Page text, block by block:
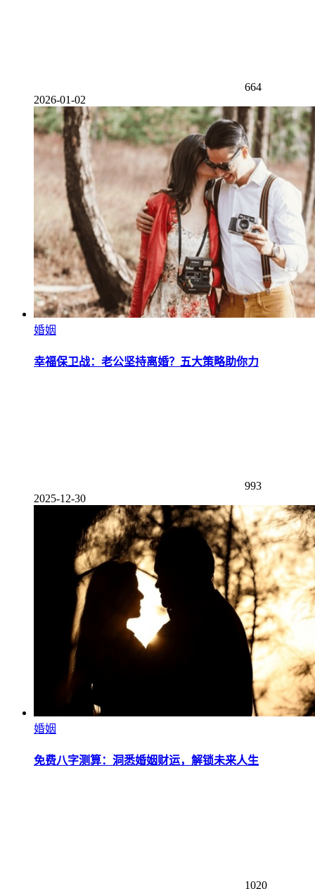
664
2026-01-02
婚姻
幸福保卫战：老公坚持离婚？五大策略助你力
993
2025-12-30
婚姻
免费八字测算：洞悉婚姻财运，解锁未来人生
1020